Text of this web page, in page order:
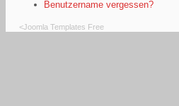
Benutzername vergessen?
<Joomla Templates Free